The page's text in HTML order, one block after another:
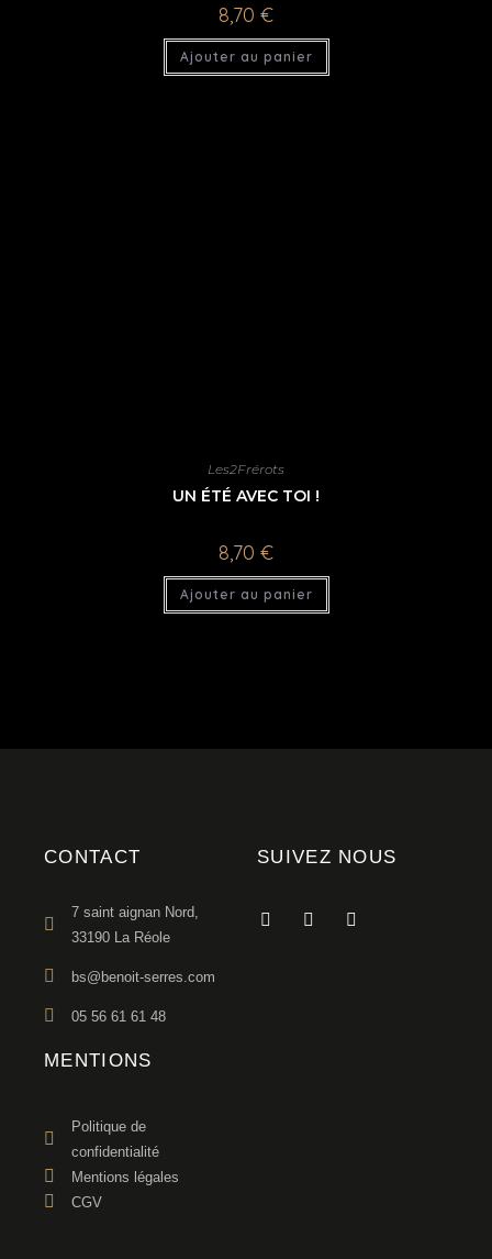
8,70 €
Ajouter au panier
Les2Frérots
UN ÉTÉ AVEC TOI !
8,70 €
Ajouter au panier
CONTACT
7 saint aignan Nord,
33190 La Réole
bs@benoit-serres.com
05 56 61 61 48
SUIVEZ NOUS
MENTIONS
Politique de
confidentialité
Mentions légales
CGV